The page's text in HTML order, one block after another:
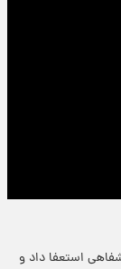
استعفا داد و